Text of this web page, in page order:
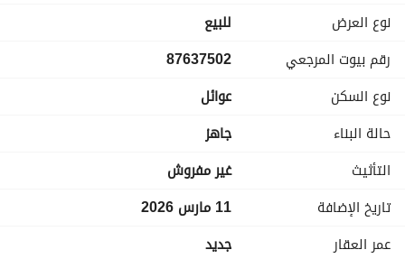
نوع العرض
للبيع
رقم بيوت المرجعي
87637502
نوع السكن
عوائل
حالة البناء
جاهز
التأثيث
غير مفروش
تاريخ الإضافة
11 مارس 2026
عمر العقار
جديد